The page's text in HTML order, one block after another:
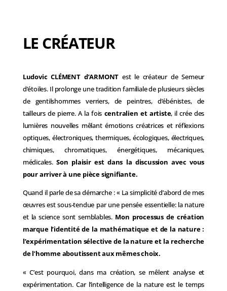
LE CRÉATEUR
Ludovic CLÉMENT d’ARMONT est le créateur de Semeur
d’étoiles. Il prolonge une tradition familiale de plusieurs siècles
de gentilshommes verriers, de peintres, d’ébénistes, de
tailleurs de pierre. A la fois centralien et artiste, il crée des
lumières nouvelles mêlant émotions créatrices et réflexions
optiques, électroniques, thermiques, écologiques, électriques,
chimiques, chromatiques, énergétiques, mécaniques,
médicales.Son plaisir est dans la discussion avec vous
pour arriver à une pièce signifiante.
Quand il parle de sa démarche : « La simplicité d’abord de mes
œuvres est sous-tendue par une pensée essentielle: la nature
et la science sont semblables. Mon processus de création
marque l’identité de la mathématique et de la nature :
l’expérimentation sélective de la nature et la recherche
de l’homme aboutissent aux mêmes choix.
« C’est pourquoi, dans ma création, se mêlent analyse et
expérimentation. Car l’intelligence de la nature est le temps